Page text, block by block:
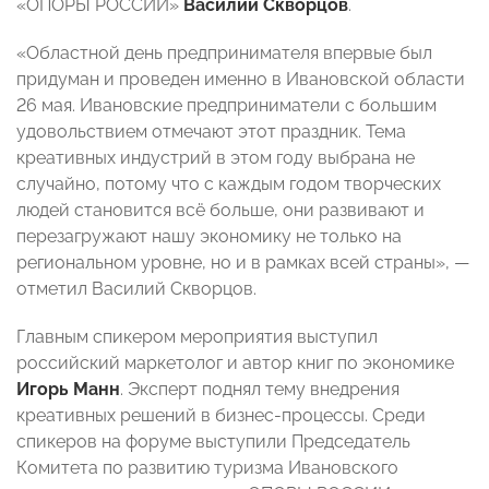
«ОПОРЫ РОССИИ» Василий Скворцов.
«Областной день предпринимателя впервые был
придуман и проведен именно в Ивановской области
26 мая. Ивановские предприниматели с большим
удовольствием отмечают этот праздник. Тема
креативных индустрий в этом году выбрана не
случайно, потому что с каждым годом творческих
людей становится всё больше, они развивают и
перезагружают нашу экономику не только на
региональном уровне, но и в рамках всей страны», —
отметил Василий Скворцов.
Главным спикером мероприятия выступил
российский маркетолог и автор книг по экономике
Игорь Манн. Эксперт поднял тему внедрения
креативных решений в бизнес-процессы. Среди
спикеров на форуме выступили Председатель
Комитета по развитию туризма Ивановского